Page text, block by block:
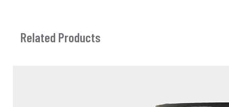
Related Products